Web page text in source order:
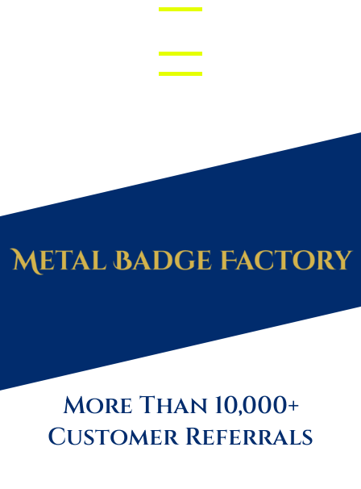
More Than 10,000+
Customer Referrals